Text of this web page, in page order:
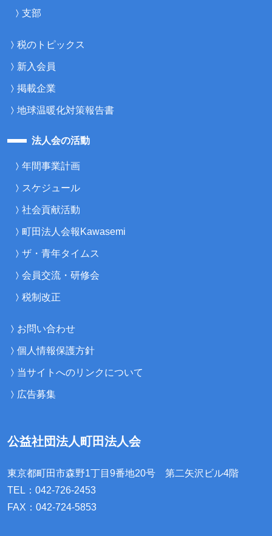
支部
税のトピックス
新入会員
掲載企業
地球温暖化対策報告書
法人会の活動
年間事業計画
スケジュール
社会貢献活動
町田法人会報Kawasemi
ザ・青年タイムス
会員交流・研修会
税制改正
お問い合わせ
個人情報保護方針
当サイトへのリンクについて
広告募集
公益社団法人町田法人会
東京都町田市森野1丁目9番地20号 第二矢沢ビル4階
TEL：042-726-2453
FAX：042-724-5853